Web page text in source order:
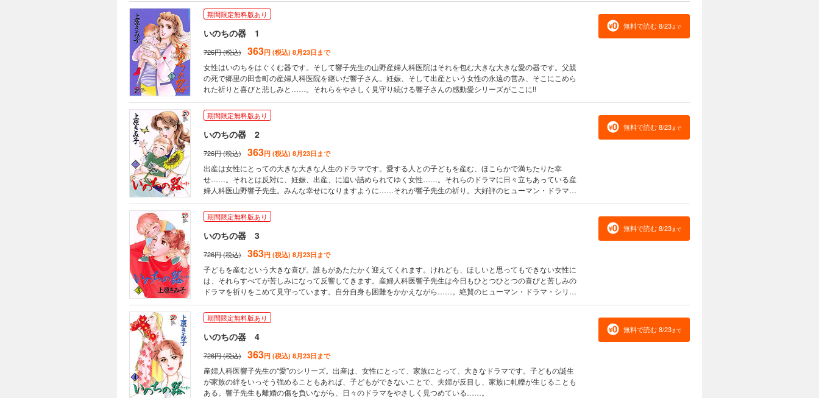
期間限定無料版あり
いのちの器 1
726円 (税込) 363円 (税込) 8月23日まで
女性はいのちをはぐくむ器です。そして響子先生の山野産婦人科医院はそれを包む大きな大きな愛の器です。父親
の死で郷里の田舎町の産婦人科医院を継いだ響子さん。妊娠、そして出産という女性の永遠の営み、そこにこめら
れた祈りと喜びと悲しみと……。それらをやさしく見守り続ける響子さんの感動愛シリーズがここに!!
無料で読む 8/23まで
期間限定無料版あり
いのちの器 2
726円 (税込) 363円 (税込) 8月23日まで
出産は女性にとっての大きな大きな人生のドラマです。愛する人との子どもを産む、ほこらかで満ちたりた幸
せ……。それとは反対に、妊娠、出産、に追い詰められてゆく女性……。それらのドラマに日々立ちあっている産
婦人科医山野響子先生。みんな幸せになりますように……それが響子先生の祈り。大好評のヒューマン・ドラマ・
無料で読む 8/23まで
期間限定無料版あり
いのちの器 3
726円 (税込) 363円 (税込) 8月23日まで
子どもを産むという大きな喜び。誰もがあたたかく迎えてくれます。けれども、ほしいと思ってもできない女性に
は、それらすべてが苦しみになって反響してきます。産婦人科医響子先生は今日もひとつひとつの喜びと苦しみの
ドラマを祈りをこめて見守っています。自分自身も困難をかかえながら……。絶賛のヒューマン・ドラマ・シリー
無料で読む 8/23まで
期間限定無料版あり
いのちの器 4
726円 (税込) 363円 (税込) 8月23日まで
産婦人科医響子先生の“愛”のシリーズ。出産は、女性にとって、家族にとって、大きなドラマです。子どもの誕生
が家族の絆をいっそう強めることもあれば、子どもができないことで、夫婦が反目し、家族に軋轢が生じることも
ある。響子先生も離婚の傷を負いながら、日々のドラマをやさしく見つめている……。
無料で読む 8/23まで